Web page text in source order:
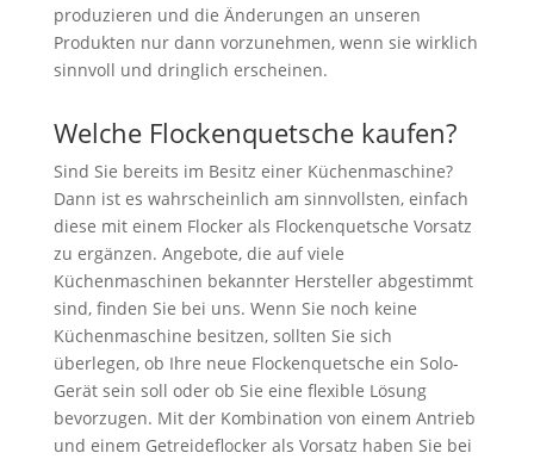
produzieren und die Änderungen an unseren
Produkten nur dann vorzunehmen, wenn sie wirklich
sinnvoll und dringlich erscheinen.
Welche Flockenquetsche kaufen?
Sind Sie bereits im Besitz einer Küchenmaschine?
Dann ist es wahrscheinlich am sinnvollsten, einfach
diese mit einem Flocker als Flockenquetsche Vorsatz
zu ergänzen. Angebote, die auf viele
Küchenmaschinen bekannter Hersteller abgestimmt
sind, finden Sie bei uns. Wenn Sie noch keine
Küchenmaschine besitzen, sollten Sie sich
überlegen, ob Ihre neue Flockenquetsche ein Solo-
Gerät sein soll oder ob Sie eine flexible Lösung
bevorzugen. Mit der Kombination von einem Antrieb
und einem Getreideflocker als Vorsatz haben Sie bei